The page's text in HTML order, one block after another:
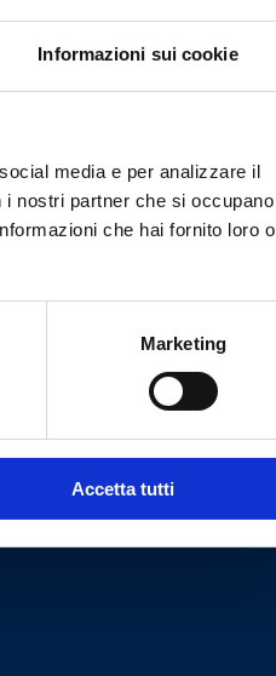
Informazioni sui cookie
media e per analizzare il
nostri partner che si occupano
che hai fornito loro o
Marketing
Accetta tutti
Níquel arenado